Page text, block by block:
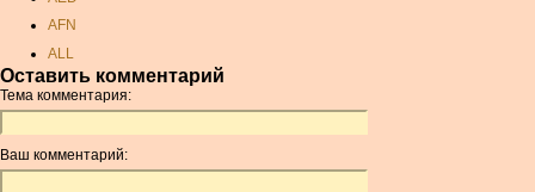
AFN
ALL
AMD
ANC
ANG
AOA
Оставить комментарий
Тема комментария:
Ваш комментарий: